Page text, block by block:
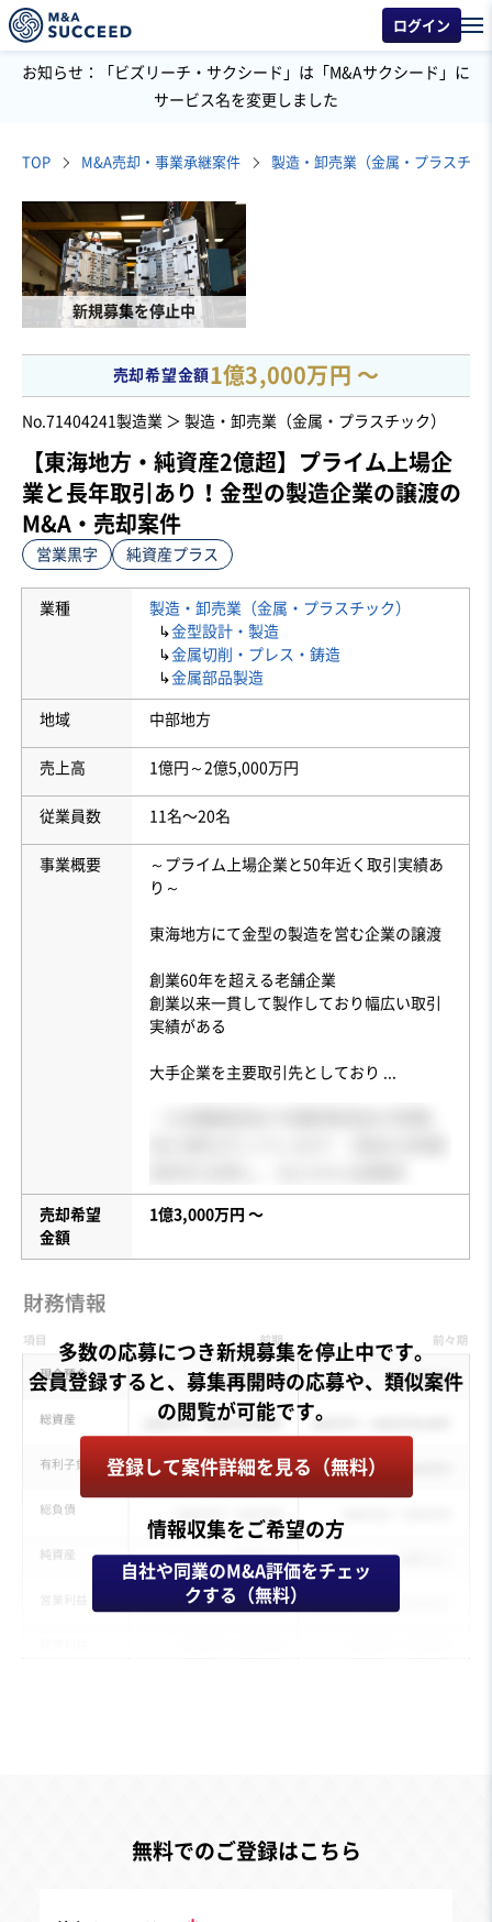
ログイン
お知らせ：「ビズリーチ・サクシード」は「M&Aサクシード」に
サービス名を変更しました
TOP M&A売却・事業承継案件 製造・卸売業（金属・プラスチッ
新規募集を停止中
売却希望金額1億3,000万円 〜
No.71404241 製造業 ＞ 製造・卸売業（金属・プラスチック）
【東海地方・純資産2億超】プライム上場企
業と長年取引あり！金型の製造企業の譲渡の
M&A・売却案件
営業黒字 純資産プラス
業種
製造・卸売業（金属・プラスチック）
↳金型設計・製造
↳金属切削・プレス・鋳造
↳金属部品製造
地域 中部地方
売上高 1億円～2億5,000万円
従業員数 11名〜20名
事業概要
～プライム上場企業と50年近く取引実績あ
り～
東海地方にて金型の製造を営む企業の譲渡
創業60年を超える老舗企業
創業以来一貫して製作しており幅広い取引
実績がある
大手企業を主要取引先としており
売却希望
金額
1億3,000万円 〜
多数の応募につき新規募集を停止中です。
会員登録すると、募集再開時の応募や、類似案件
登録して案件詳細を見る（無料）
情報収集をご希望の方
自社や同業のM&A評価をチェッ
クする（無料）
無料でのご登録はこちら